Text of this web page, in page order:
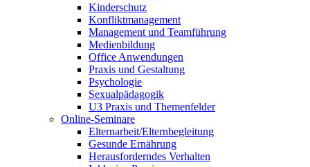
Kinderschutz
Konfliktmanagement
Management und Teamführung
Medienbildung
Office Anwendungen
Praxis und Gestaltung
Psychologie
Sexualpädagogik
U3 Praxis und Themenfelder
Online-Seminare
Elternarbeit/Elternbegleitung
Gesunde Ernährung
Herausforderndes Verhalten